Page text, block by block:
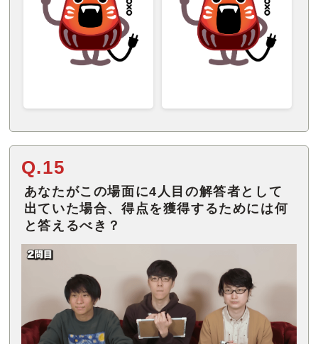
Q.15
あなたがこの場面に4人目の解答者として
出ていた場合、得点を獲得するためには何
と答えるべき？